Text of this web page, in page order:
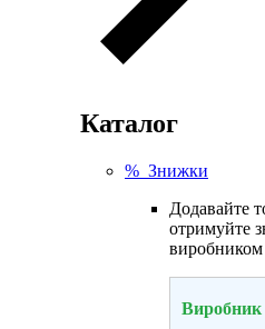
Каталог
% Знижки
Додавайте
отримуйте
виробником
Виробник